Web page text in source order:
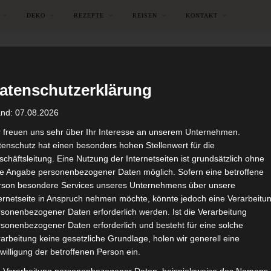
DEKO REZEPTE REISEN KONTAKT
RÖDA HUS
07.08.2026
freuen uns sehr über Ihr Interesse an unserem Unternehmen.
hat einen besonders hohen Stellenwert für die
Eine Nutzung der Internetseiten ist grundsätzlich ohne
Angabe personenbezogener Daten möglich. Sofern eine betroffene
besondere Services unseres Unternehmens über unsere
in Anspruch nehmen möchte, könnte jedoch eine
Daten erforderlich werden. Ist die Verarbeitung
Daten erforderlich und besteht für eine solche
keine gesetzliche Grundlage, holen wir generell eine
der betroffenen Person ein.